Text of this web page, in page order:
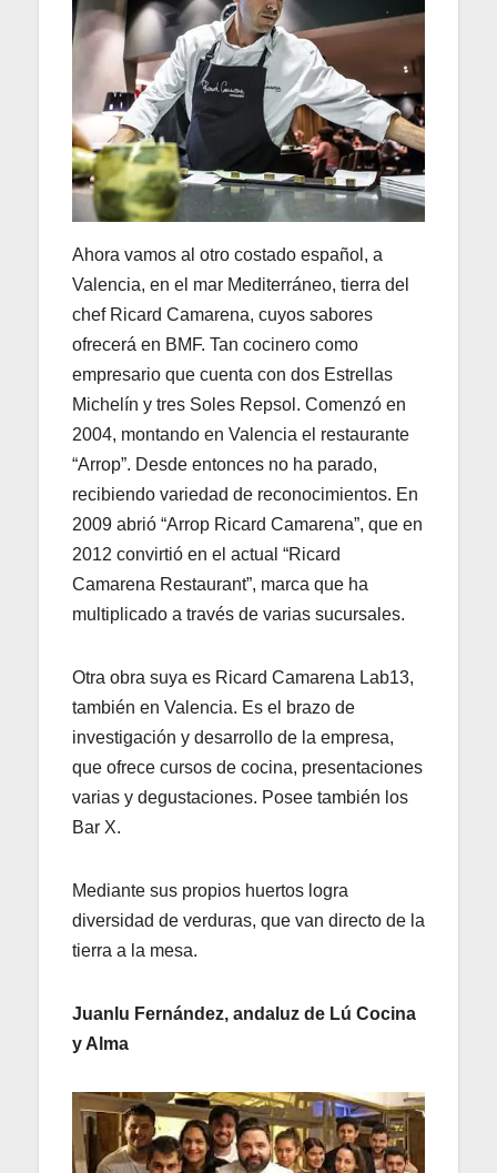
Ahora vamos al otro costado español, a
Valencia, en el mar Mediterráneo, tierra del
chef Ricard Camarena, cuyos sabores
ofrecerá en BMF. Tan cocinero como
empresario que cuenta con dos Estrellas
Michelín​ y tres Soles Repsol. Comenzó en
2004, montando en Valencia el restaurante
“Arrop”. Desde entonces no ha parado,
recibiendo variedad de reconocimientos. En
2009 abrió “Arrop Ricard Camarena”, que en
2012 convirtió en el actual “Ricard
Camarena Restaurant”, marca que ha
multiplicado a través de varias sucursales.
Otra obra suya es Ricard Camarena Lab13​,
también en Valencia. Es el brazo de
investigación y desarrollo de la empresa,
que ofrece cursos de cocina, presentaciones
varias y degustaciones. Posee también los
Bar X.
Mediante sus propios huertos logra
diversidad de verduras, que van directo de la
tierra a la mesa.
Juanlu Fernández, andaluz de Lú Cocina
y Alma